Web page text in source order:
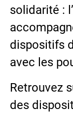
solidarité :
dispositifs
avec les
Retrouvez
des